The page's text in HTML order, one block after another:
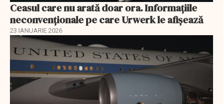
Ceasul care nu arată doar ora. Informațiile
neconvenționale pe care Urwerk le afișează
23 IANUARIE 2026